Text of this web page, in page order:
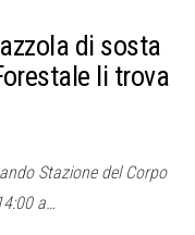
di sosta
li trova
Stazione del Corpo
a…